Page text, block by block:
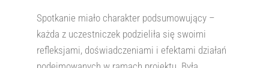
Spotkanie miało charakter podsumowujący –
każda z uczestniczek podzieliła się swoimi
refleksjami, doświadczeniami i efektami działań